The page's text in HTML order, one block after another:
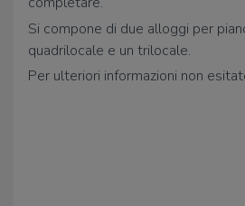
Si compone di due alloggi per
quadrilocale e un trilocale.
Per ulteriori informazioni non